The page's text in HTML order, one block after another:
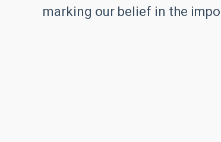
marking our belief in the